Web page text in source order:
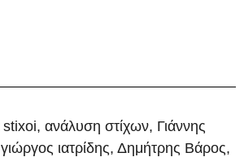
stixoi, ανάλυση στίχων, Γιάννης
γιώργος ιατρίδης, Δημήτρης Βάρος,